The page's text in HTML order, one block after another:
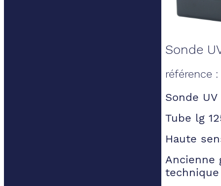
Sonde
référence :
Sonde
Tube lg
Haute
Ancienne
technique